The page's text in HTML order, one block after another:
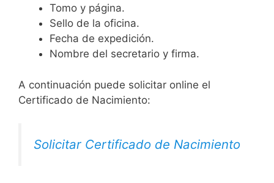
Tomo y página.
Sello de la oficina.
Fecha de expedición.
Nombre del secretario y firma.
A continuación puede solicitar online el
Certificado de Nacimiento:
Solicitar Certificado de Nacimiento